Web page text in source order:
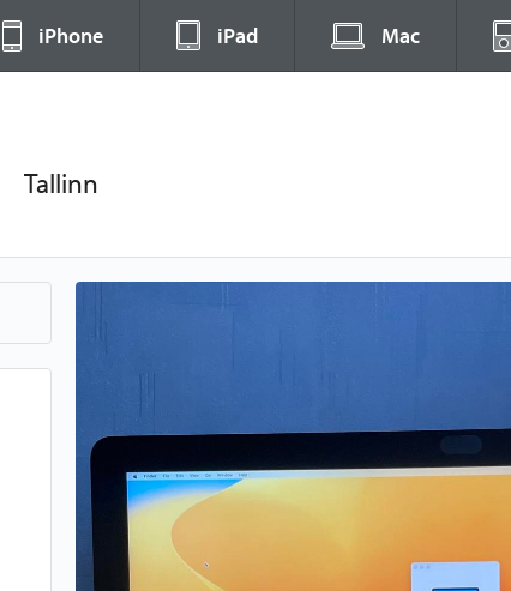
iPhone iPad Mac
Tallinn